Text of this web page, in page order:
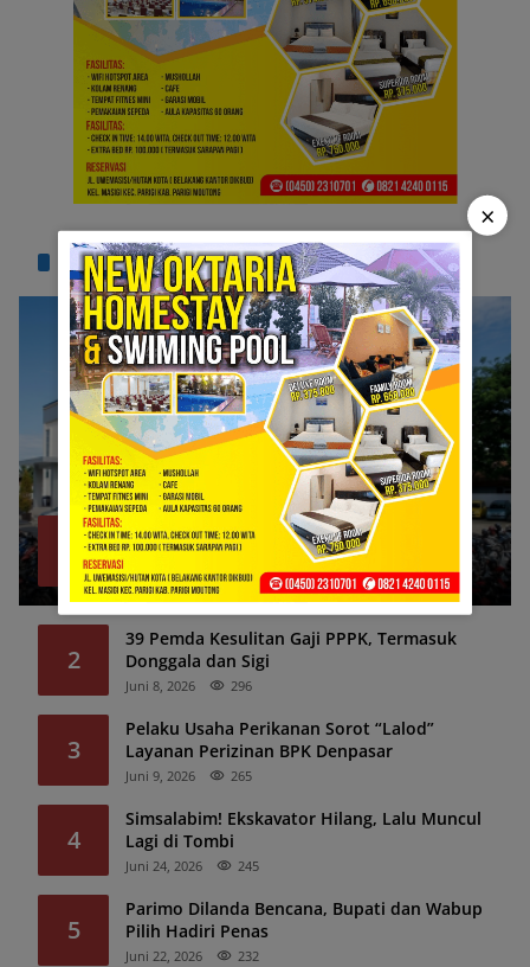
TERPOPULER
Bank Sulteng Cabang Parimo Belum Bayar
Refund Asuransi Kredit PNS?
Juli 6, 2026 1330
2
39 Pemda Kesulitan Gaji PPPK, Termasuk
Donggala dan Sigi
Juni 8, 2026 296
3
Pelaku Usaha Perikanan Sorot “Lalod”
Layanan Perizinan BPK Denpasar
Juni 9, 2026 265
4
Simsalabim! Ekskavator Hilang, Lalu Muncul
Lagi di Tombi
Juni 24, 2026 245
5
Parimo Dilanda Bencana, Bupati dan Wabup
Pilih Hadiri Penas
Juni 22, 2026 232
×